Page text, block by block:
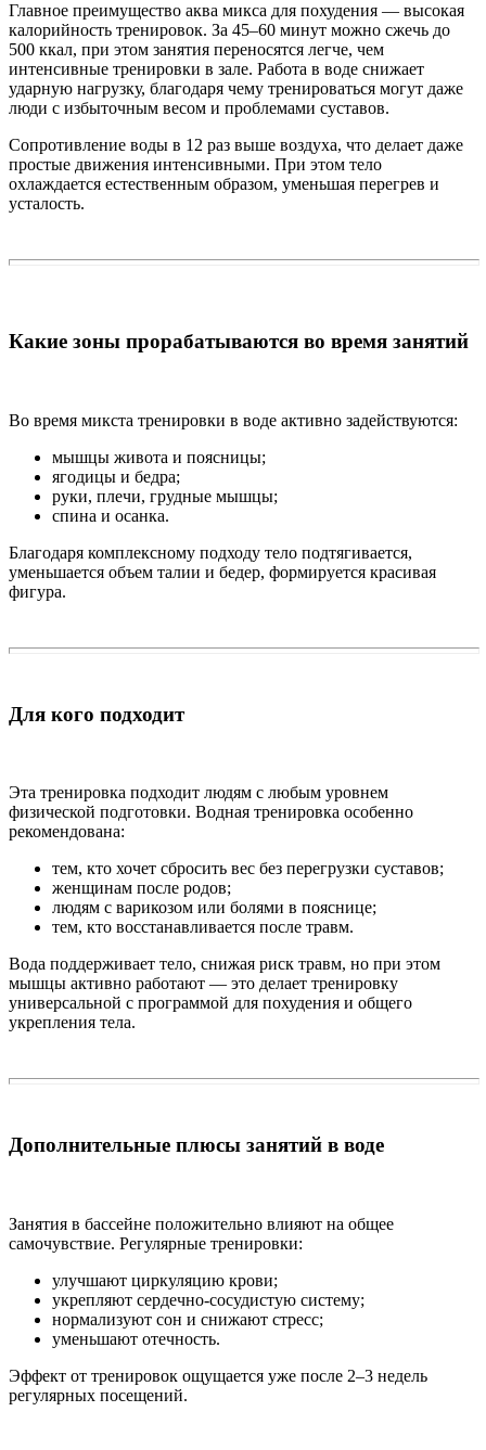
Главное преимущество аква микса для похудения — высокая
калорийность тренировок. За 45–60 минут можно сжечь до
500 ккал, при этом занятия переносятся легче, чем
интенсивные тренировки в зале. Работа в воде снижает
ударную нагрузку, благодаря чему тренироваться могут даже
люди с избыточным весом и проблемами суставов.
Сопротивление воды в 12 раз выше воздуха, что делает даже
простые движения интенсивными. При этом тело
охлаждается естественным образом, уменьшая перегрев и
усталость.
Какие зоны прорабатываются во время занятий
Во время микста тренировки в воде активно задействуются:
мышцы живота и поясницы;
ягодицы и бедра;
руки, плечи, грудные мышцы;
спина и осанка.
Благодаря комплексному подходу тело подтягивается,
уменьшается объем талии и бедер, формируется красивая
фигура.
Для кого подходит
Эта тренировка подходит людям с любым уровнем
физической подготовки. Водная тренировка особенно
рекомендована:
тем, кто хочет сбросить вес без перегрузки суставов;
женщинам после родов;
людям с варикозом или болями в пояснице;
тем, кто восстанавливается после травм.
Вода поддерживает тело, снижая риск травм, но при этом
мышцы активно работают — это делает тренировку
универсальной с программой для похудения и общего
укрепления тела.
Дополнительные плюсы занятий в воде
Занятия в бассейне положительно влияют на общее
самочувствие. Регулярные тренировки:
улучшают циркуляцию крови;
укрепляют сердечно-сосудистую систему;
нормализуют сон и снижают стресс;
уменьшают отечность.
Эффект от тренировок ощущается уже после 2–3 недель
регулярных посещений.